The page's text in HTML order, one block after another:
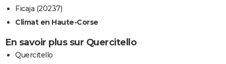
Ficaja (20237)
Climat en Haute-Corse
En savoir plus sur Quercitello
Quercitello